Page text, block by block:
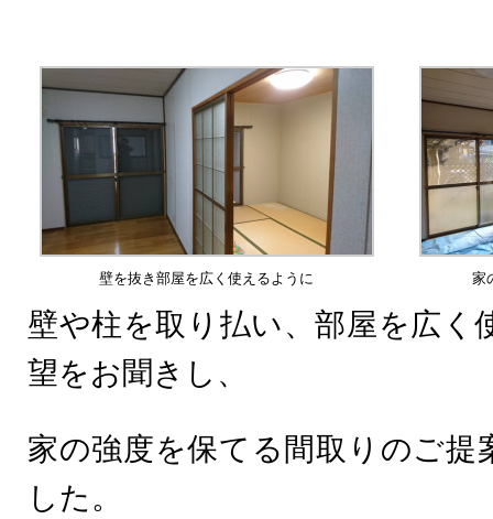
壁を抜き部屋を広く使えるように 家
壁や柱を取り払い、部屋を広く
望をお聞きし、
家の強度を保てる間取りのご提
した。